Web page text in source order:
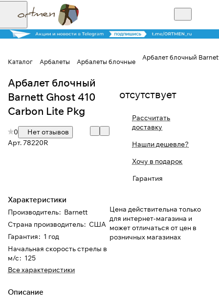
Каталог Арбалеты Арбалеты блочные
Арбалет блочный
Арбалет блочный
Barnett Ghost 410
Carbon Lite Pkg
0
Нет отзывов
Арт.78220R
Характеристики
Производитель: Barnett
Страна производитель: США
Гарантия: 1 год
Начальная скорость стрелы в
м/с: 125
Все характеристики
Описание
отсутствует
Рассчитать
доставку
Нашли дешевле?
Хочу в подарок
Гарантия
Цена действительна только
для интернет-магазина и
может отличаться от цен в
розничных магазинах
Для клиентов всех банков
Разбейте
оплату на части
Добавляйте товары
в корзину
При оформлении заказа
выберите метод оплаты